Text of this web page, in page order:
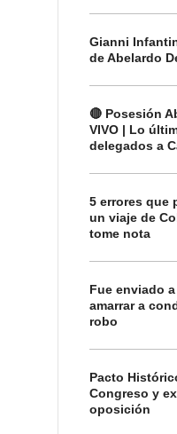
Gianni
de Abelardo
🔴 Posesión
VIVO | Lo
delegados a
5 errores que
un viaje de
tome nota
Fue enviado
amarrar a
robo
Pacto
Congreso y
oposición